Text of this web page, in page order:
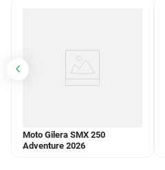
Moto Gilera SMX 250
Adventure 2026